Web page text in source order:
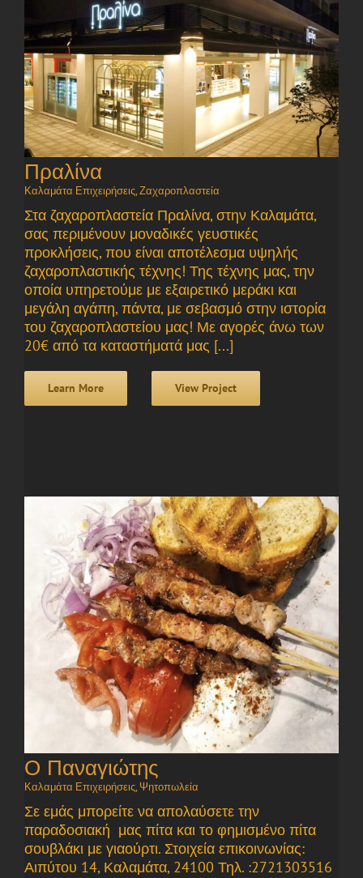
Πραλίνα
Καλαμάτα Επιχειρήσεις,Ζαχαροπλαστεία
Στα ζαχαροπλαστεία Πραλίνα, στην Καλαμάτα,
σας περιμένουν μοναδικές γευστικές
προκλήσεις, που είναι αποτέλεσμα υψηλής
ζαχαροπλαστικής τέχνης! Της τέχνης μας, την
οποία υπηρετούμε με εξαιρετικό μεράκι και
μεγάλη αγάπη, πάντα, με σεβασμό στην ιστορία
του ζαχαροπλαστείου μας! Με αγορές άνω των
20€ από τα καταστήματά μας [...]
Learn More View Project
Ο Παναγιώτης
Καλαμάτα Επιχειρήσεις, Ψητοπωλεία
Σε εμάς μπορείτε να απολαύσετε την
παραδοσιακή μας πίτα και το φημισμένο πίτα
σουβλάκι με γιαούρτι. Στοιχεία επικοινωνίας:
Αιπύτου 14, Καλαμάτα, 24100 Τηλ. :2721303516